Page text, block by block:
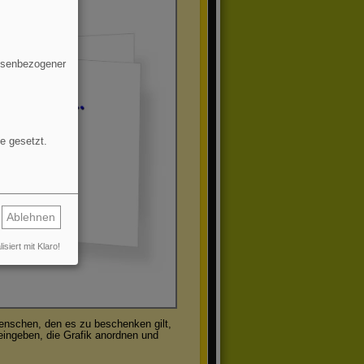
den es zu beschenken gilt,
die Grafik anordnen und
gesetzt.
Ablehnen
mit Klaro!